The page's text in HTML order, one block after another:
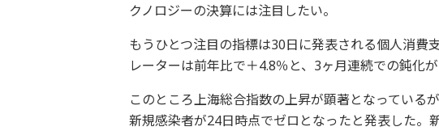
クノロジーの決算には注目したい。
もうひとつ注目の指標は30日に発表される個人消費
レーターは前年比で＋4.8％と、3ヶ月連続での鈍化が
このところ上海総合指数の上昇が顕著となっている
新規感染者が24日時点でゼロとなったと発表した。